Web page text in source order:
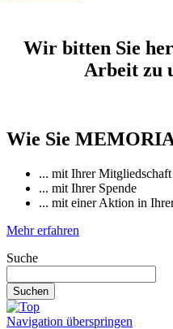
Wir bitten Sie
Arbeit zu
Wie Sie
... mit Ihrer Mitgliedschaft
... mit Ihrer Spende
... mit einer Aktion in
Mehr erfahren
Suche
Suchen
Navigation überspringen